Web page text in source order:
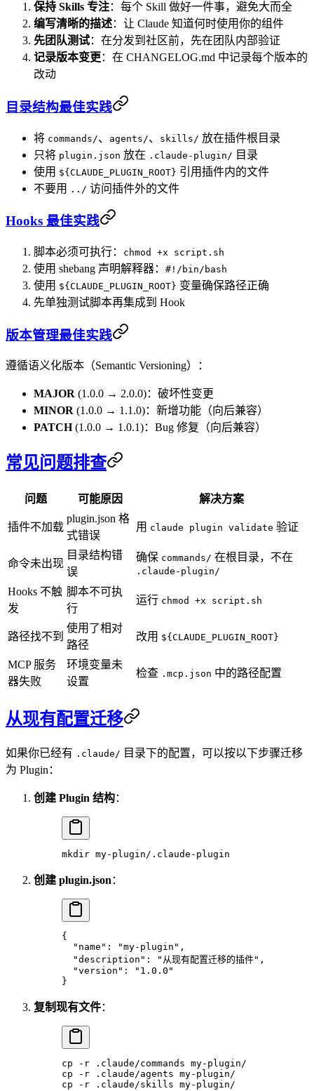
保持 Skills 专注：每个 Skill 做好一件事，避免大而全
编写清晰的描述：让 Claude 知道何时使用你的组件
先团队测试：在分发到社区前，先在团队内部验证
记录版本变更 ：在 CHANGELOG.md 中记录每个版本的
改动
目录结构最佳实践
将 commands/、 agents/、 skills/ 放在插件根目录
只将 plugin.json 放在 .claude-plugin/ 目录
使用 ${CLAUDE_PLUGIN_ROOT} 引用插件内的文件
不要用
../ 访问插件外的文件
Hooks 最佳实践
脚本必须可执行： chmod +x script.sh
使用 shebang 声明解释器： #!/bin/bash
使用 ${CLAUDE_PLUGIN_ROOT} 变量确保路径正确
先单独测试脚本再集成到 Hook
版本管理最佳实践
遵循语义化版本（Semantic Versioning）：
MAJOR (1.0.0 → 2.0.0)：破坏性变更
MINOR (1.0.0 → 1.1.0)：新增功能（向后兼容）
PATCH(1.0.0 → 1.0.1)：Bug 修复（向后兼容）
常见问题排查
问题 可能原因 解决方案
插件不加载
plugin.json 格
式错误
用 claude plugin validate 验证
命令未出现
目录结构错
误
确保 commands/ 在根目录，不在
.claude-plugin/
Hooks 不触
发
脚本不可执
行
运行 chmod +x script.sh
路径找不到
使用了相对
路径
改用 ${CLAUDE_PLUGIN_ROOT}
MCP 服务
器失败
环境变量未
设置
检查 .mcp.json 中的路径配置
从现有配置迁移
如果你已经有 .claude/ 目录下的配置，可以按以下步骤迁移
为 Plugin：
创建 Plugin 结构：
mkdir my-plugin/.claude-plugin
创建 plugin.json ：
{
  "name"
: "my-plugin" ,
  "description"
: "从现有配置迁移的插件" ,
  "version"
:
"1.0.0"
}
复制现有文件：
cp -r .claude/commands my-plugin/
cp -r .claude/agents my-plugin/
cp -r .claude/skills my-plugin/